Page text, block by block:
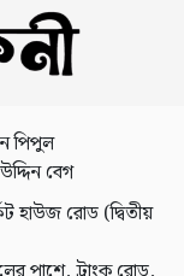
উৎসবমুখর
প্রশ্ন ছুঁড়লেন
রাতভর
পিপুল
বেগ
হাউজ রোড (দ্বিতীয়